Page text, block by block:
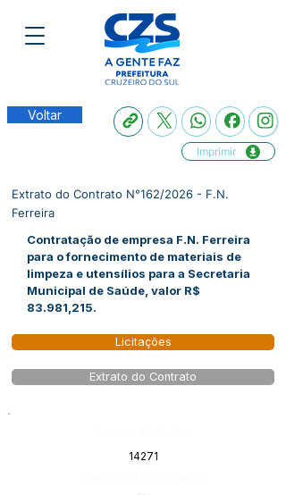
Voltar
Imprimir
Extrato do Contrato N°162/2026 - F.N.
Ferreira
Contratação de empresa F.N. Ferreira
para o fornecimento de materiais de
limpeza e utensílios para a Secretaria
Municipal de Saúde, valor R$
83.981,215.
Licitações
Extrato do Contrato
14271